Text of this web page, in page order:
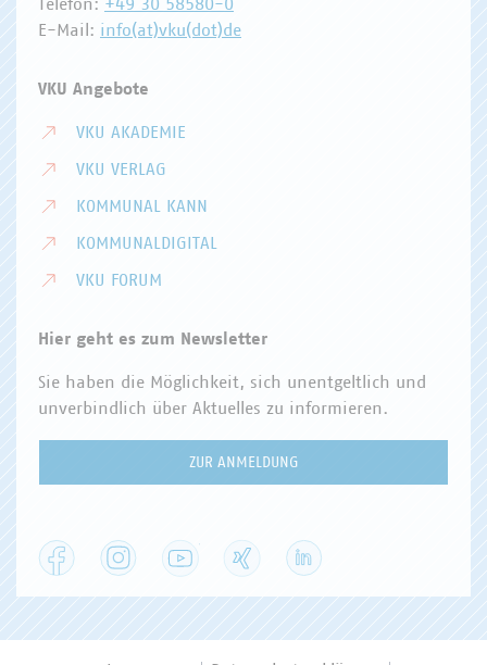
Telefon: +49 30 58580-0
E-Mail: info(at)vku(dot)de
VKU Angebote
VKU AKADEMIE
VKU VERLAG
KOMMUNAL KANN
KOMMUNALDIGITAL
VKU FORUM
Hier geht es zum Newsletter
Sie haben die Möglichkeit, sich unentgeltlich und
unverbindlich über Aktuelles zu informieren.
ZUR ANMELDUNG
Facebook Instagram YouTube